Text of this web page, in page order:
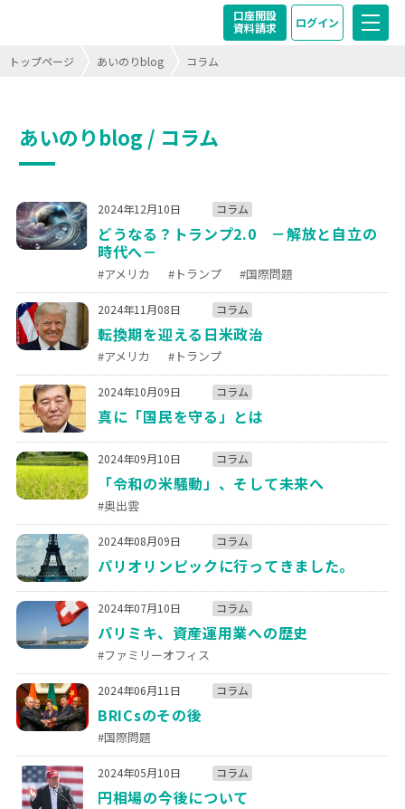
口座開設
資料請求
ログイン
トップページ あいのりblog コラム
あいのりblog / コラム
2024年12月10日 コラム
どうなる？トランプ2.0 －解放と自立の
時代へ－
#アメリカ #トランプ #国際問題
2024年11月08日 コラム
転換期を迎える日米政治
#アメリカ #トランプ
2024年10月09日 コラム
真に「国民を守る」とは
2024年09月10日 コラム
「令和の米騒動」、そして未来へ
#奥出雲
2024年08月09日 コラム
パリオリンピックに行ってきました。
2024年07月10日 コラム
パリミキ、資産運用業への歴史
#ファミリーオフィス
2024年06月11日 コラム
BRICsのその後
#国際問題
2024年05月10日 コラム
円相場の今後について